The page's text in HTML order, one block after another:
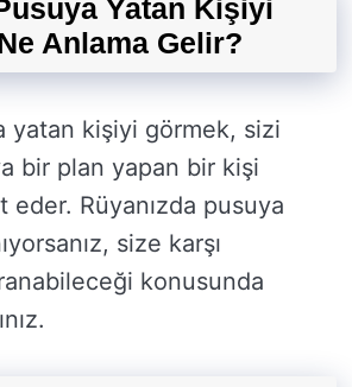
Yatan Kişiyi
Anlama Gelir?
yatan kişiyi görmek, sizi
bir plan yapan bir kişi
eder. Rüyanızda pusuya
size karşı
konusunda